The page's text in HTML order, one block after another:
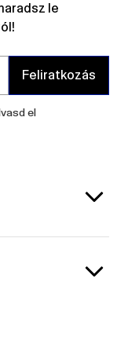
le
Feliratkozás
el